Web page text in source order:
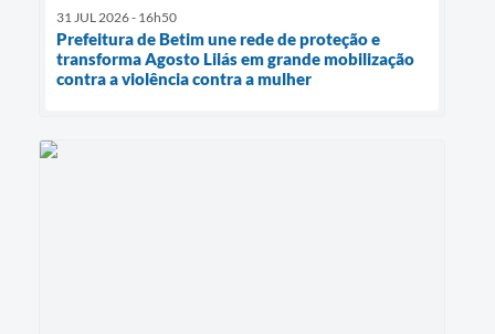
31 JUL 2026 - 16h50
Prefeitura de Betim une rede de proteção e
transforma Agosto Lilás em grande mobilização
contra a violência contra a mulher